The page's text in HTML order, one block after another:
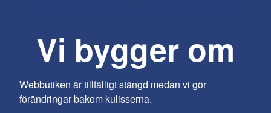
Vi bygger om
Webbutiken är tillfälligt stängd medan vi gör
förändringar bakom kulisserna.